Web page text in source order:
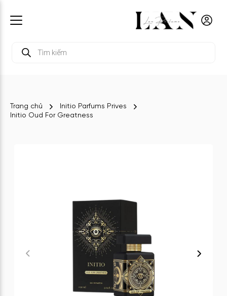
kiếm
Trang chủ
Initio Parfums Prives
Initio Oud For Greatness